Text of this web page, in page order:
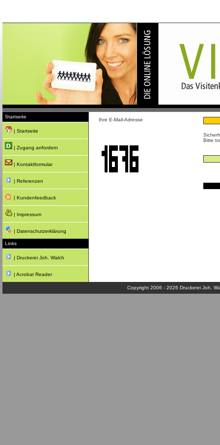
Startseite
| Startseite
| Zugang anfordern
| Kontaktformular
| Referenzen
| Kundenfeedback
| Impressum
| Datenschutzerklärung
Links
| Druckerei Joh. Walch
| Acrobat Reader
Ihre E-Mail-Adresse
Bitte
Copyright 2006 - 2026 Druckerei Joh.